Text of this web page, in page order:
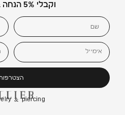
וקבלי 5% הנחה בהרשמה!
אימייל
& piercing